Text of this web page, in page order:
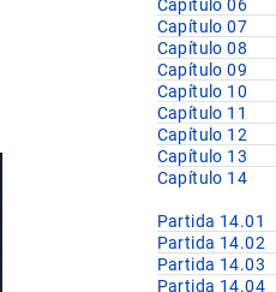
Capítulo 06
Capítulo 07
Capítulo 08
Capítulo 09
Capítulo 10
Capítulo 11
Capítulo 12
Capítulo 13
Capítulo 14
Partida 14.01
Partida 14.02
Partida 14.03
Partida 14.04